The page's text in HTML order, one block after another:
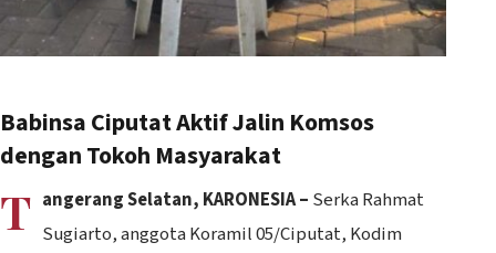
Babinsa Ciputat Aktif Jalin Komsos
dengan Tokoh Masyarakat
T angerang Selatan, KARONESIA – Serka Rahmat
Sugiarto, anggota Koramil 05/Ciputat, Kodim